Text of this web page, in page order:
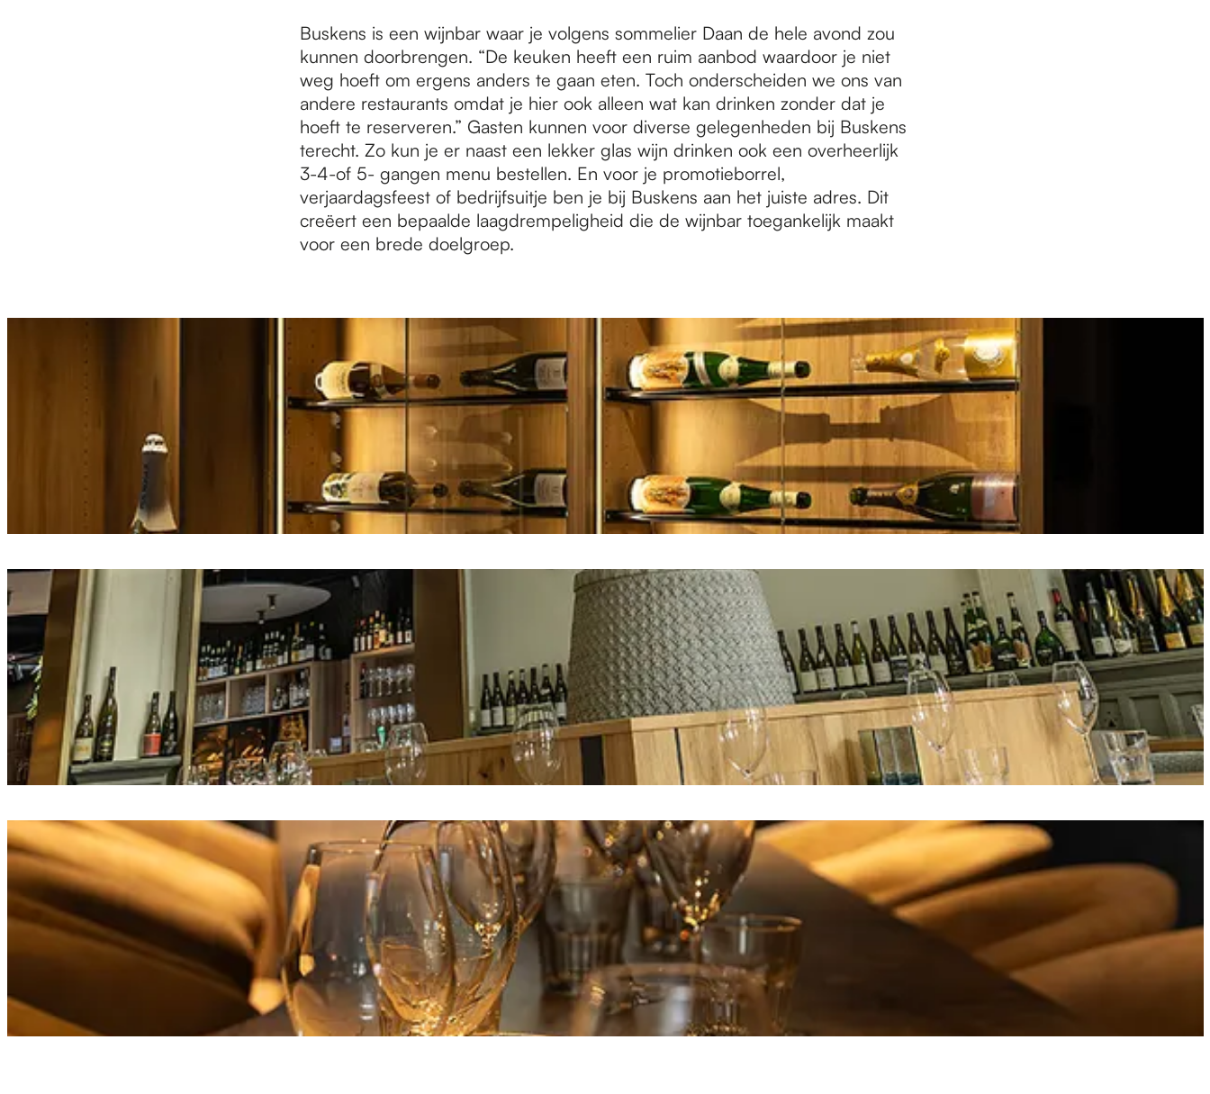
Buskens is een wijnbar waar je volgens sommelier Daan de hele avond zou
kunnen doorbrengen. “De keuken heeft een ruim aanbod waardoor je niet
weg hoeft om ergens anders te gaan eten. Toch onderscheiden we ons van
andere restaurants omdat je hier ook alleen wat kan drinken zonder dat je
hoeft te reserveren.” Gasten kunnen voor diverse gelegenheden bij Buskens
terecht. Zo kun je er naast een lekker glas wijn drinken ook een overheerlijk
3-4-of 5- gangen menu bestellen. En voor je promotieborrel,
verjaardagsfeest of bedrijfsuitje ben je bij Buskens aan het juiste adres. Dit
creëert een bepaalde laagdrempeligheid die de wijnbar toegankelijk maakt
voor een brede doelgroep.